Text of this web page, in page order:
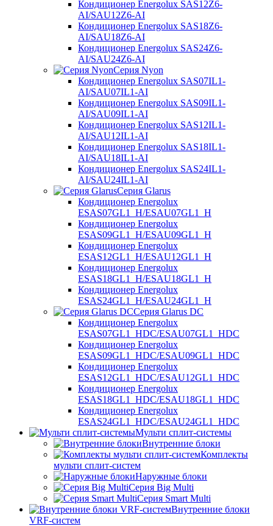
Кондиционер Energolux SAS12Z6-
AI/SAU12Z6-AI
Кондиционер Energolux SAS18Z6-
AI/SAU18Z6-AI
Кондиционер Energolux SAS24Z6-
AI/SAU24Z6-AI
Серия Nyon
Кондиционер Energolux SAS07IL1-
AI/SAU07IL1-AI
Кондиционер Energolux SAS09IL1-
AI/SAU09IL1-AI
Кондиционер Energolux SAS12IL1-
AI/SAU12IL1-AI
Кондиционер Energolux SAS18IL1-
AI/SAU18IL1-AI
Кондиционер Energolux SAS24IL1-
AI/SAU24IL1-AI
Серия Glarus
Кондиционер Energolux
ESAS07GL1_H/ESAU07GL1_H
Кондиционер Energolux
ESAS09GL1_H/ESAU09GL1_H
Кондиционер Energolux
ESAS12GL1_H/ESAU12GL1_H
Кондиционер Energolux
ESAS18GL1_H/ESAU18GL1_H
Кондиционер Energolux
ESAS24GL1_H/ESAU24GL1_H
Серия Glarus DC
Кондиционер Energolux
ESAS07GL1_HDC/ESAU07GL1_HDC
Кондиционер Energolux
ESAS09GL1_HDC/ESAU09GL1_HDC
Кондиционер Energolux
ESAS12GL1_HDC/ESAU12GL1_HDC
Кондиционер Energolux
ESAS18GL1_HDC/ESAU18GL1_HDC
Кондиционер Energolux
ESAS24GL1_HDC/ESAU24GL1_HDC
Мульти сплит-системы
Внутренние блоки
Комплекты
мульти сплит-систем
Наружные блоки
Серия Big Multi
Серия Smart Multi
Внутренние блоки
VRF-систем